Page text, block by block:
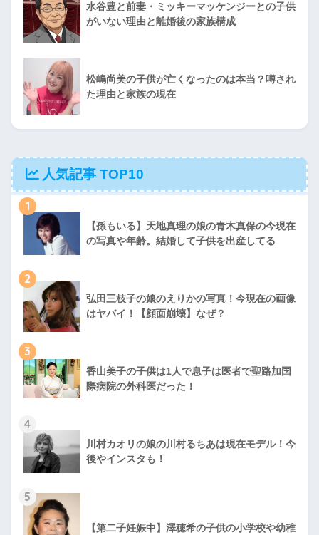
水谷豊と前妻・ミッキーマッケンジーとの子供
がいない理由と離婚後の家族構成
松嶋尚美の子供が亡くなったのは本当？噂され
た理由と家族の現在
人気記事 TOP10
1
【孫もいる】天地真理の娘の青木真保の今現在
の写真や年齢。結婚して子供を出産してる
2
弘田三枝子の娘のえりかの写真！今現在の画像
はヤバイ！【顔面崩壊】なぜ？
3
香山美子の子供は1人で息子は医者で聖路加国
際病院の外科医だった！
4
川村カオリの娘の川村るちあは現在モデル！今
後やインスタも！
5
【第二子妊娠中】澤穂希の子供の小学校や幼稚